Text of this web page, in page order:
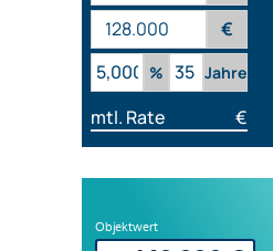
€
%
Jahre
mtl. Rate €